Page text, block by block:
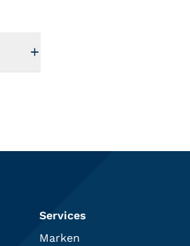
Services
Marken